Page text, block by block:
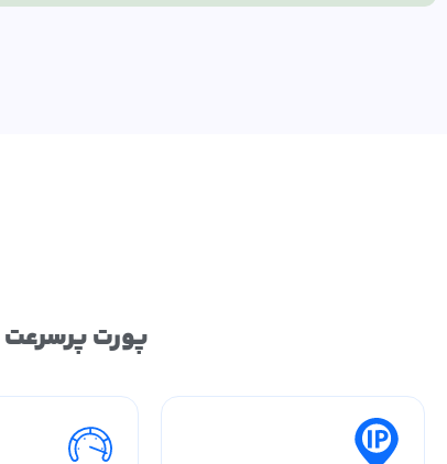
پورت پرسرعت 2Gbps در مسکو، مناسب سرویس‌های پرترافیک و پروژه‌های حرفه‌ای.